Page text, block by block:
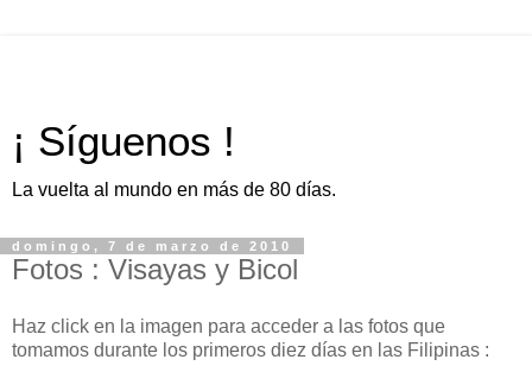
¡ Síguenos !
La vuelta al mundo en más de 80 días.
domingo, 7 de marzo de 2010
Fotos : Visayas y Bicol
Haz click en la imagen para acceder a las fotos que
tomamos durante los primeros diez días en las Filipinas :